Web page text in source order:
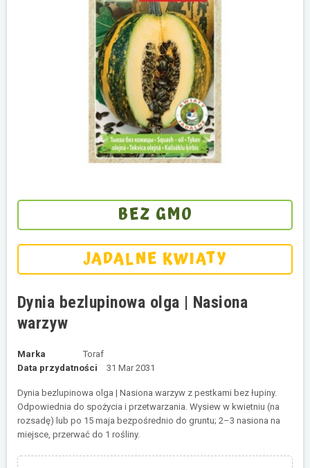
BEZ GMO
JADALNE KWIATY
Dynia bezlupinowa olga | Nasiona
warzyw
Marka
Toraf
Data przydatności
31 Mar 2031
Dynia bezlupinowa olga | Nasiona warzyw z pestkami bez łupiny.
Odpowiednia do spożycia i przetwarzania. Wysiew w kwietniu (na
rozsadę) lub po 15 maja bezpośrednio do gruntu; 2–3 nasiona na
miejsce, przerwać do 1 rośliny.